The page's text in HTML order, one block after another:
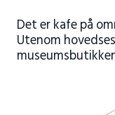
Det er kafe på
Utenom